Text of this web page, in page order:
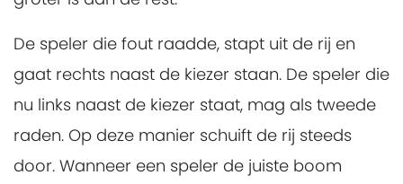
De speler die fout raadde, stapt uit de rij en
gaat rechts naast de kiezer staan. De speler die
nu links naast de kiezer staat, mag als tweede
raden. Op deze manier schuift de rij steeds
door. Wanneer een speler de juiste boom